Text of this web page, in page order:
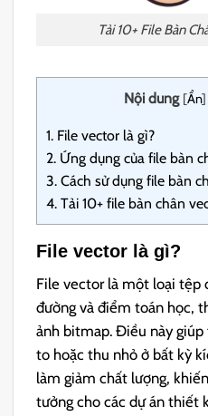
Tải 10+ File Bàn
Nội dung [Ẩn]
1. File vector là gì?
2. Ứng dụng của file bàn
3. Cách sử dụng file bàn
4. Tải 10+ file bàn chân
File vector là gì?
File vector là một loại tệp
đường và điểm toán học,
ảnh bitmap. Điều này
to hoặc thu nhỏ ở bất kỳ
làm giảm chất lượng,
tưởng cho các dự án thiết